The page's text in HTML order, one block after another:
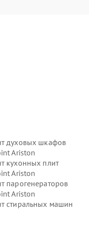
духовых шкафов
Ariston
кухонных плит
Ariston
парогенераторов
Ariston
стиральных машин
Ariston